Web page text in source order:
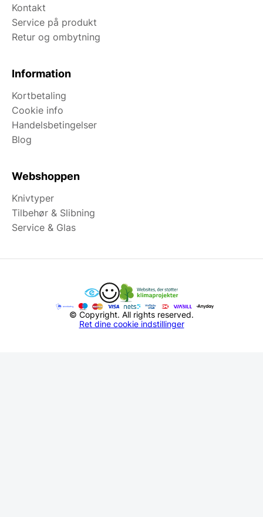
Kontakt
Service på produkt
Retur og ombytning
Information
Kortbetaling
Cookie info
Handelsbetingelser
Blog
Webshoppen
Knivtyper
Tilbehør & Slibning
Service & Glas
© Copyright. All rights reserved.
Ret dine cookie indstillinger